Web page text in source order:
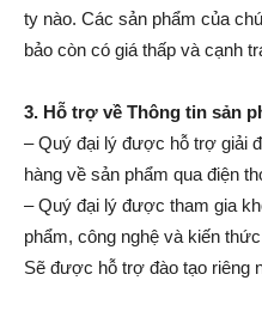
ty nào. Các sản phẩm của
bảo còn có giá thấp và cạnh
3. Hỗ trợ về Thông tin sản
– Quý đại lý được hỗ trợ giải
hàng về sản phẩm qua điện
– Quý đại lý được tham gia
phẩm, công nghệ và kiến
Sẽ được hỗ trợ đào tạo riêng